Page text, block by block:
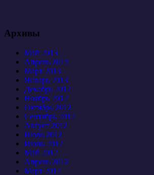
Архивы
Май 2013
Апрель 2013
Март 2013
Январь 2013
Декабрь 2012
Ноябрь 2012
Октябрь 2012
Сентябрь 2012
Август 2012
Июль 2012
Июнь 2012
Май 2012
Апрель 2012
Март 2012